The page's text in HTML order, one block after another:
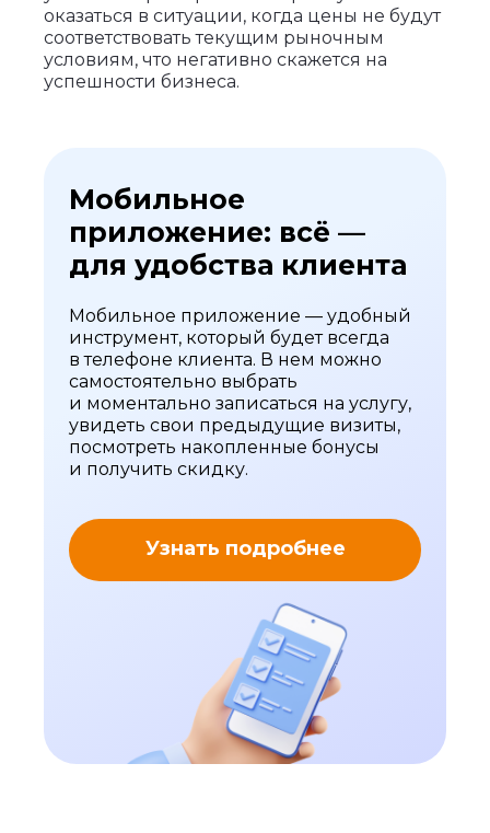
оказаться в ситуации, когда цены не будут
соответствовать текущим рыночным
условиям, что негативно скажется на
успешности бизнеса.
Мобильное
приложение: всё —
для удобства клиента
Мобильное приложение — удобный
инструмент, который будет всегда
в телефоне клиента. В нем можно
самостоятельно выбрать
и моментально записаться на услугу,
увидеть свои предыдущие визиты,
посмотреть накопленные бонусы
и получить скидку.
Узнать подробнее